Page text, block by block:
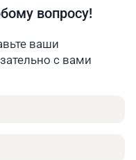
вопросу!
ваши
с вами